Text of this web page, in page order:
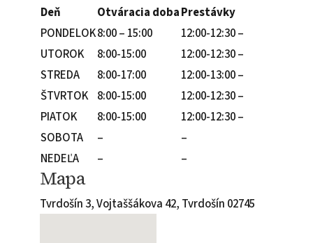
Deň Otváracia dobaPrestávky
PONDELOK8:00 – 15:00
12:00-12:30 –
UTOROK
8:00-15:00
12:00-12:30 –
STREDA
8:00-17:00
12:00-13:00 –
ŠTVRTOK 8:00-15:00
12:00-12:30 –
PIATOK
8:00-15:00
12:00-12:30 –
SOBOTA
–
–
NEDEĽA
– –
Mapa
Tvrdošín 3, Vojtaššákova 42, Tvrdošín 02745